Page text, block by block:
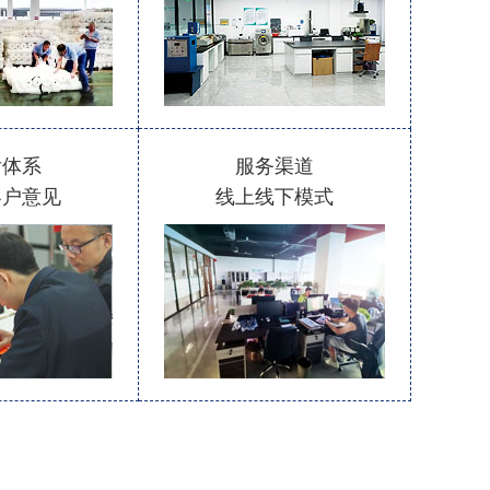
系
意见
服务渠道
线上线下模式